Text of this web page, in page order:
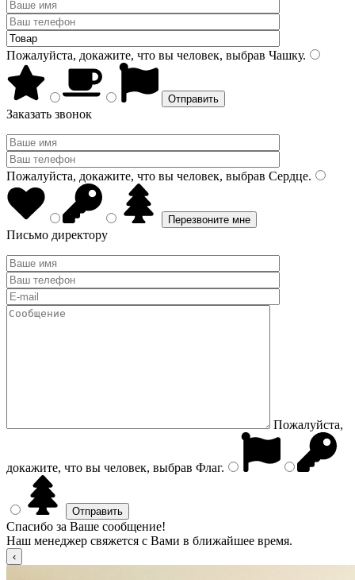
Пожалуйста, докажите, что вы человек, выбрав Чашку.
Заказать звонок
Пожалуйста, докажите, что вы человек, выбрав Сердце.
Письмо директору
Пожалуйста,
докажите, что вы человек, выбрав Флаг.
Спасибо за Ваше сообщение!
Наш менеджер свяжется с Вами в ближайшее время.